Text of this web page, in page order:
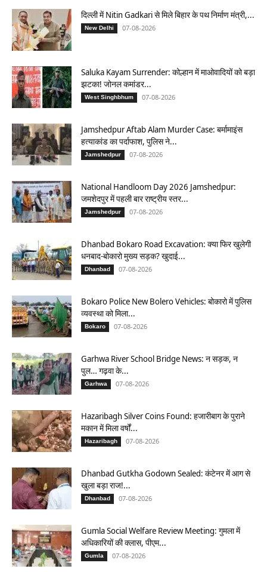
दिल्ली में Nitin Gadkari से मिले बिहार के पथ निर्माण मंत्री,...
New Delhi 07-08-2026
Saluka Kayam Surrender: कोल्हान में माओवादियों को बड़ा
झटका! जोनल कमांडर...
West Singhbhum 07-08-2026
Jamshedpur Aftab Alam Murder Case: बर्मामाइंस
हत्याकांड का पर्दाफाश, पुलिस ने...
Jamshedpur 07-08-2026
National Handloom Day 2026 Jamshedpur:
जमशेदपुर में पहली बार राष्ट्रीय स्तर...
Jamshedpur 07-08-2026
Dhanbad Bokaro Road Excavation: क्या फिर खुलेगी
धनबाद-बोकारो मुख्य सड़क? खुदाई...
Dhanbad 07-08-2026
Bokaro Police New Bolero Vehicles: बोकारो में पुलिस
व्यवस्था को मिला...
Bokaro 07-08-2026
Garhwa River School Bridge News: न सड़क, न
पुल… गढ़वा के...
Garhwa 07-08-2026
Hazaribagh Silver Coins Found: हजारीबाग के पुराने
मकान में मिला वर्षों...
Hazaribagh 07-08-2026
Dhanbad Gutkha Godown Sealed: कंटेनर में आग से
खुला बड़ा राज!...
Dhanbad 07-08-2026
Gumla Social Welfare Review Meeting: गुमला में
अधिकारियों की क्लास, पीएम...
Gumla 07-08-2026